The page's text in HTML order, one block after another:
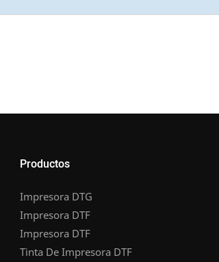
Productos
Impresora DTG
Impresora DTF
Impresora DTF
Tinta De Impresora DTF